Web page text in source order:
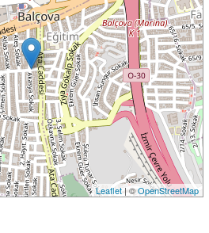
Leaflet| ©OpenStreetMap